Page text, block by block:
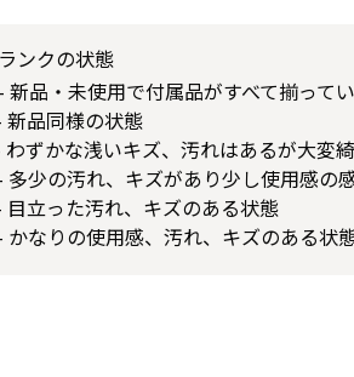
ンクの状態
新品・未使用で付属品がすべて揃って
新品同様の状態
わずかな浅いキズ、汚れはあるが大変
多少の汚れ、キズがあり少し使用感の
目立った汚れ、キズのある状態
かなりの使用感、汚れ、キズのある状